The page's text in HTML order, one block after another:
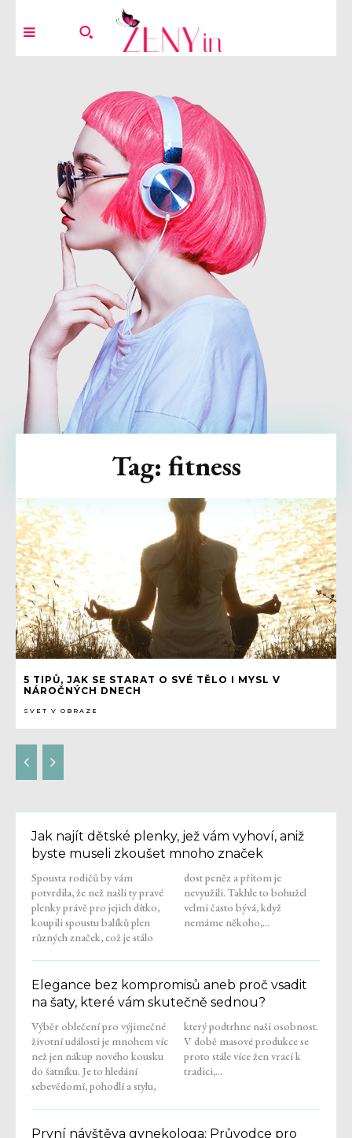
5 TIPŮ, JAK SE STARAT O SVÉ TĚLO I MYSL V
NÁROČNÝCH DNECH
SVET V OBRAZE
Tag: fitness
Jak najít dětské plenky, jež vám vyhoví, aniž
byste museli zkoušet mnoho značek
Spousta rodičů by vám
potvrdila, že než našli ty pravé
plenky právě pro jejich dítko,
koupili spoustu balíků plen
různých značek, což je stálo
dost peněz a přitom je
nevyužili. Takhle to bohužel
velmi často bývá, když
nemáme někoho,...
Elegance bez kompromisů aneb proč vsadit
na šaty, které vám skutečně sednou?
Výběr oblečení pro výjimečné
životní události je mnohem víc
než jen nákup nového kousku
do šatníku. Je to hledání
sebevědomí, pohodlí a stylu,
který podtrhne naši osobnost.
V době masové produkce se
proto stále více žen vrací k
tradici,...
První návštěva gynekologa: Průvodce pro